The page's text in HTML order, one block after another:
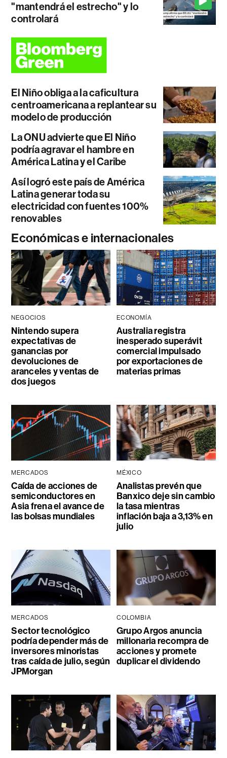
"mantendrá el estrecho" y lo
controlará
El Niño obliga a la caficultura
centroamericana a replantear su
modelo de producción
La ONU advierte que El Niño
podría agravar el hambre en
América Latina y el Caribe
Así logró este país de América
Latina generar toda su
electricidad con fuentes 100%
renovables
Económicas e internacionales
NEGOCIOS
Nintendo supera
expectativas de
ganancias por
devoluciones de
aranceles y ventas de
dos juegos
ECONOMÍA
Australia registra
inesperado superávit
comercial impulsado
por exportaciones de
materias primas
MERCADOS
Caída de acciones de
semiconductores en
Asia frena el avance de
las bolsas mundiales
MÉXICO
Analistas prevén que
Banxico deje sin cambio
la tasa mientras
inflación baja a 3,13% en
julio
MERCADOS
Sector tecnológico
podría depender más de
inversores minoristas
tras caída de julio, según
JPMorgan
COLOMBIA
Grupo Argos anuncia
millonaria recompra de
acciones y promete
duplicar el dividendo